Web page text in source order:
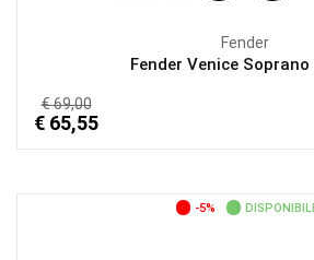
Fender
Fender Venice Soprano
€ 69,00
€ 65,55
-5%